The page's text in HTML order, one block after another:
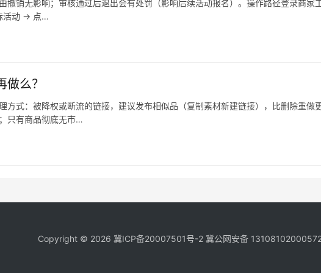
撤销无影响；审核通过后退出会有处罚（影响后续活动报名）。操作路径登录商家
活动 → 点…
么？
方式：被降权或断流的链接，建议发布相似品（复制素材新建链接），比删除重做更
只有商品彻底无市…
Copyright © 2026 冀ICP备20007501号-2 冀公网安备